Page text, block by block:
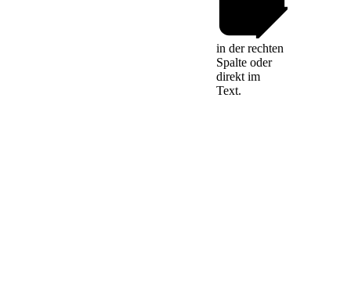
in der rechten
Spalte oder
direkt im
Text.